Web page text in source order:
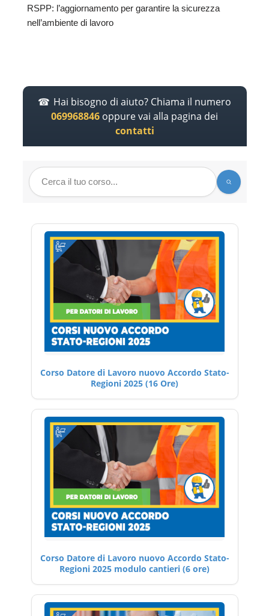
RSPP: l’aggiornamento per garantire la sicurezza
nell’ambiente di lavoro
Hai bisogno di aiuto? Chiama il numero
069968846 oppure vai alla pagina dei
contatti
Corso Datore di Lavoro nuovo Accordo Stato-
Regioni 2025 (16 Ore)
Corso Datore di Lavoro nuovo Accordo Stato-
Regioni 2025 modulo cantieri (6 ore)